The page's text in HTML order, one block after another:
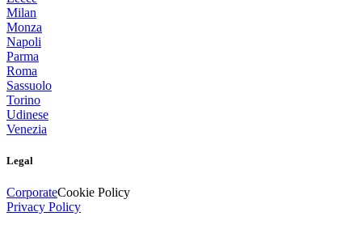
Milan
Monza
Napoli
Parma
Roma
Sassuolo
Torino
Udinese
Venezia
Legal
CorporateCookie Policy
Privacy Policy